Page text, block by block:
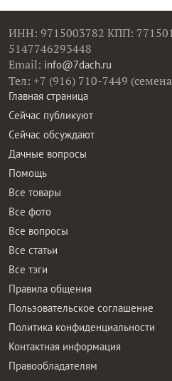
ИНН: 9715003782 КПП:
5147746293448
Email: info@7dach.ru
Тел: +7 (916) 710-7449
Главная страница
Сейчас публикуют
Сейчас обсуждают
Дачные вопросы
Помощь
Все товары
Все фото
Все вопросы
Все статьи
Все тэги
Правила общения
Пользовательское соглашение
Политика конфиденциальности
Контактная информация
Правообладателям